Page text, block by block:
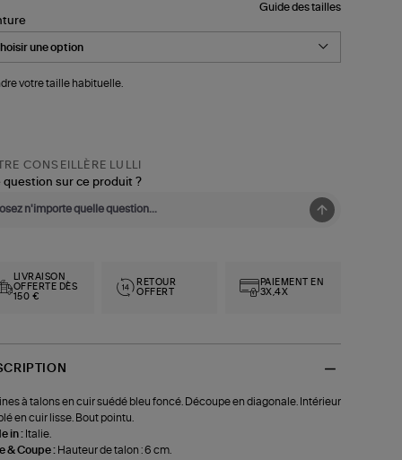
Guide des tailles
votre taille habituelle.
CONSEILLÈRE LULLI
question sur ce produit ?
LIVRAISON
OFFERTE DÈS
150 €
RETOUR
OFFERT
PAIEMENT EN
3X,4X
à talons en cuir suédé bleu foncé. Découpe en diagonale. Intérieur
en cuir lisse. Bout pointu.
in : Italie.
& Coupe : Hauteur de talon : 6 cm.